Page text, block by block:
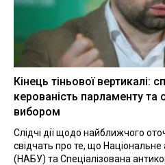
Кінець тіньової вертикалі:
керованість парламенту та
вибором
Слідчі дії щодо найближчого
свідчать про те, що
(НАБУ) та Спеціалізована